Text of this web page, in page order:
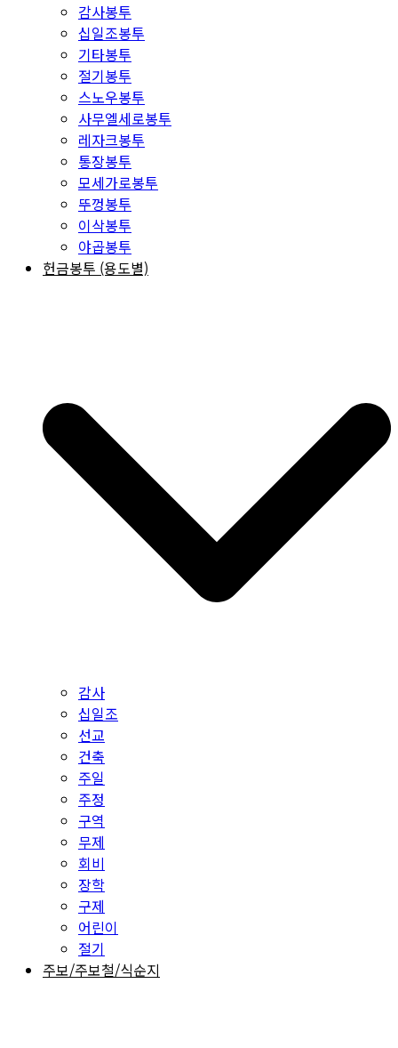
감사봉투
십일조봉투
기타봉투
절기봉투
스노우봉투
사무엘세로봉투
레자크봉투
통장봉투
모세가로봉투
뚜껑봉투
이삭봉투
야곱봉투
헌금봉투 (용도별)
감사
십일조
선교
건축
주일
주정
구역
무제
회비
장학
구제
어린이
절기
주보/주보철/식순지